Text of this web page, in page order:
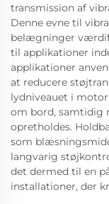
transmission af
Denne evne til
belægninger
til applikationer
applikationer
at reducere
lydniveauet i
om bord, samtidig
opretholdes.
som
langvarig
det dermed til en
installationer, der